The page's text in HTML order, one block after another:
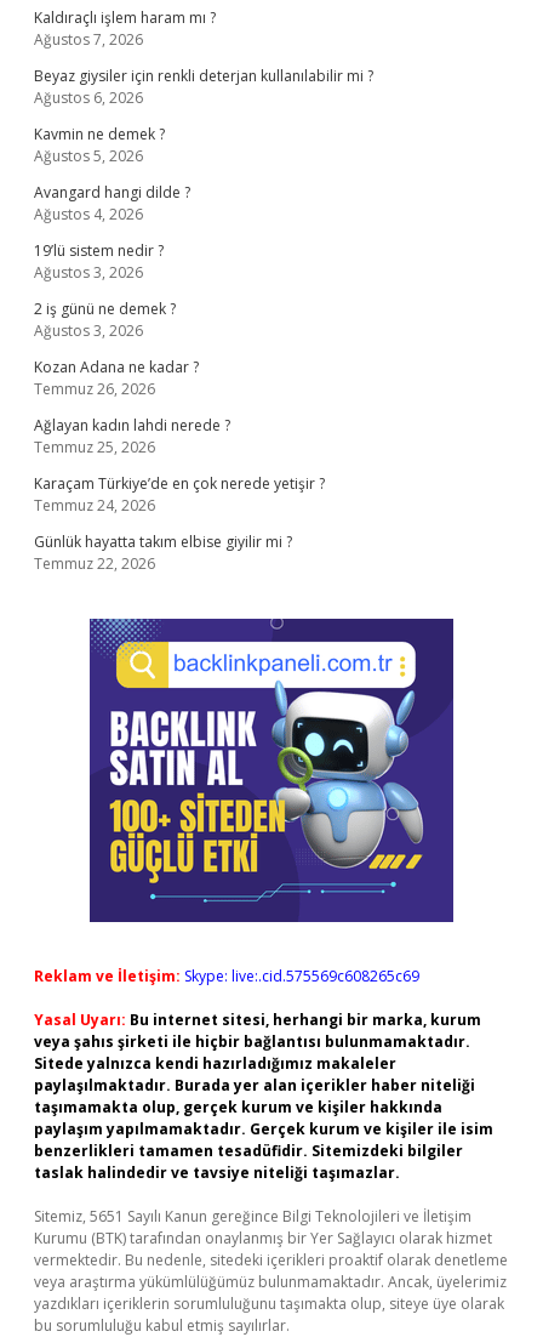
Kaldıraçlı işlem haram mı ?
Ağustos 7, 2026
Beyaz giysiler için renkli deterjan kullanılabilir mi ?
Ağustos 6, 2026
Kavmin ne demek ?
Ağustos 5, 2026
Avangard hangi dilde ?
Ağustos 4, 2026
19’lü sistem nedir ?
Ağustos 3, 2026
2 iş günü ne demek ?
Ağustos 3, 2026
Kozan Adana ne kadar ?
Temmuz 26, 2026
Ağlayan kadın lahdi nerede ?
Temmuz 25, 2026
Karaçam Türkiye’de en çok nerede yetişir ?
Temmuz 24, 2026
Günlük hayatta takım elbise giyilir mi ?
Temmuz 22, 2026
Reklam ve İletişim: Skype: live:.cid.575569c608265c69
Yasal Uyarı: Bu internet sitesi, herhangi bir marka, kurum
veya şahıs şirketi ile hiçbir bağlantısı bulunmamaktadır.
Sitede yalnızca kendi hazırladığımız makaleler
paylaşılmaktadır. Burada yer alan içerikler haber niteliği
taşımamakta olup, gerçek kurum ve kişiler hakkında
paylaşım yapılmamaktadır. Gerçek kurum ve kişiler ile isim
benzerlikleri tamamen tesadüfidir. Sitemizdeki bilgiler
taslak halindedir ve tavsiye niteliği taşımazlar.
Sitemiz, 5651 Sayılı Kanun gereğince Bilgi Teknolojileri ve İletişim
Kurumu (BTK) tarafından onaylanmış bir Yer Sağlayıcı olarak hizmet
vermektedir. Bu nedenle, sitedeki içerikleri proaktif olarak denetleme
veya araştırma yükümlülüğümüz bulunmamaktadır. Ancak, üyelerimiz
yazdıkları içeriklerin sorumluluğunu taşımakta olup, siteye üye olarak
bu sorumluluğu kabul etmiş sayılırlar.